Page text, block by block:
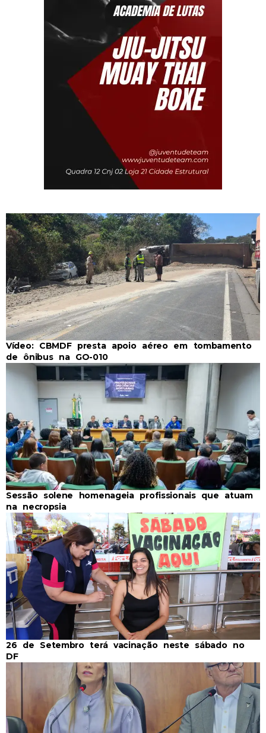
Vídeo: CBMDF presta apoio aéreo em tombamento
de ônibus na GO-010
Sessão solene homenageia profissionais que atuam
na necropsia
26 de Setembro terá vacinação neste sábado no
DF